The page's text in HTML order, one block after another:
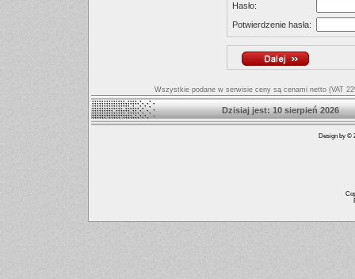
Hasło:
Potwierdzenie hasła:
Wszystkie podane w serwisie ceny są cenami netto (VAT
Dzisiaj jest: 10 sierpień
Design by ©